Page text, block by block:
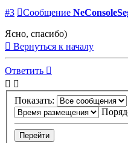
#3 Сообщение
Ясно, спасибо)
Вернуться к началу
Ответить
Показать: